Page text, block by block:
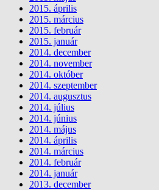
2015. április
2015. március
2015. február
2015. január
2014. december
2014. november
2014. október
2014. szeptember
2014. augusztus
2014. július
2014. június
2014. május
2014. április
2014. március
2014. február
2014. január
2013. december